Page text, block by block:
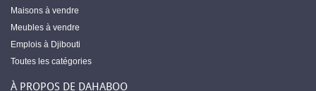
Maisons à vendre
Meubles à vendre
Emplois à Djibouti
Toutes les catégories
À PROPOS DE DAHABOO